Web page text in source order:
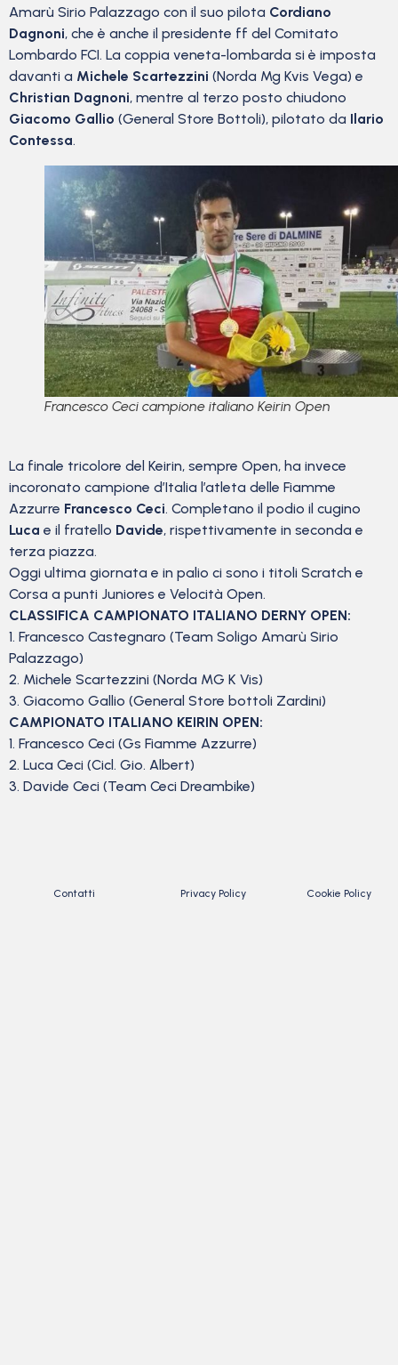
Amarù Sirio Palazzago con il suo pilota Cordiano
Dagnoni, che è anche il presidente ff del Comitato
Lombardo FCI. La coppia veneta-lombarda si è imposta
davanti a Michele Scartezzini (Norda Mg Kvis Vega) e
Christian Dagnoni, mentre al terzo posto chiudono
Giacomo Gallio (General Store Bottoli), pilotato da Ilario
Contessa.
Francesco Ceci campione italiano Keirin Open
La finale tricolore del Keirin, sempre Open, ha invece
incoronato campione d’Italia l’atleta delle Fiamme
Azzurre Francesco Ceci. Completano il podio il cugino
Luca e il fratello Davide, rispettivamente in seconda e
terza piazza.
Oggi ultima giornata e in palio ci sono i titoli Scratch e
Corsa a punti Juniores e Velocità Open.
CLASSIFICA CAMPIONATO ITALIANO DERNY OPEN:
1. Francesco Castegnaro (Team Soligo Amarù Sirio
Palazzago)
2. Michele Scartezzini (Norda MG K Vis)
3. Giacomo Gallio (General Store bottoli Zardini)
CAMPIONATO ITALIANO KEIRIN OPEN:
1. Francesco Ceci (Gs Fiamme Azzurre)
2. Luca Ceci (Cicl. Gio. Albert)
3. Davide Ceci (Team Ceci Dreambike)
Contatti Privacy Policy Cookie Policy